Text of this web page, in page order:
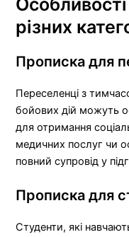
різних
Прописка для
Переселенці з
бойових дій можуть
для отримання
медичних послуг чи
повний супровід у
Прописка для
Студенти, які